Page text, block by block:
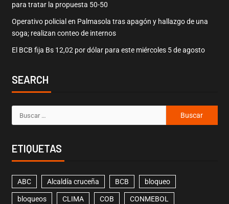
para tratar la propuesta 50-50
Operativo policial en Palmasola tras apagón y hallazgo de una
soga; realizan conteo de internos
El BCB fija Bs 12,02 por dólar para este miércoles 5 de agosto
SEARCH
ETIQUETAS
ABC Alcaldía cruceña BCB bloqueo
bloqueos CLIMA COB CONMEBOL